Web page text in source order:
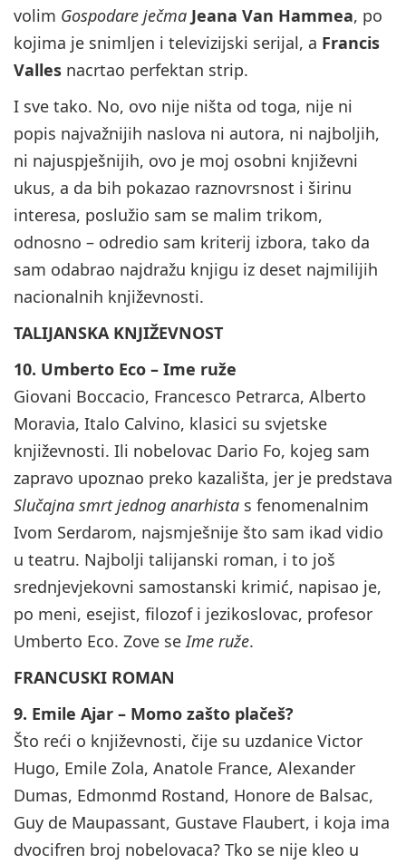
volim Gospodare ječma Jeana Van Hammea, po
kojima je snimljen i televizijski serijal, a Francis
Valles nacrtao perfektan strip.
I sve tako. No, ovo nije ništa od toga, nije ni
popis najvažnijih naslova ni autora, ni najboljih,
ni najuspješnijih, ovo je moj osobni književni
ukus, a da bih pokazao raznovrsnost i širinu
interesa, poslužio sam se malim trikom,
odnosno – odredio sam kriterij izbora, tako da
sam odabrao najdražu knjigu iz deset najmilijih
nacionalnih književnosti.
TALIJANSKA KNJIŽEVNOST
10. Umberto Eco – Ime ruže
Giovani Boccacio, Francesco Petrarca, Alberto
Moravia, Italo Calvino, klasici su svjetske
književnosti. Ili nobelovac Dario Fo, kojeg sam
zapravo upoznao preko kazališta, jer je predstava
Slučajna smrt jednog anarhista s fenomenalnim
Ivom Serdarom, najsmješnije što sam ikad vidio
u teatru. Najbolji talijanski roman, i to još
srednjevjekovni samostanski krimić, napisao je,
po meni, esejist, filozof i jezikoslovac, profesor
Umberto Eco. Zove seIme ruže.
FRANCUSKI ROMAN
9. Emile Ajar – Momo zašto plačeš?
Što reći o književnosti, čije su uzdanice Victor
Hugo, Emile Zola, Anatole France, Alexander
Dumas, Edmonmd Rostand, Honore de Balsac,
Guy de Maupassant, Gustave Flaubert, i koja ima
dvocifren broj nobelovaca? Tko se nije kleo u